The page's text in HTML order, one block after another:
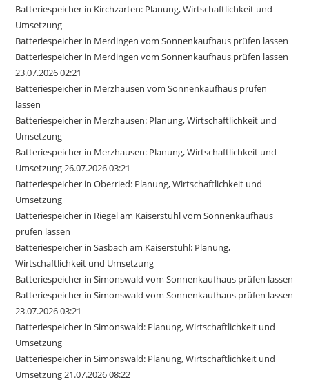
Batteriespeicher in Kirchzarten: Planung, Wirtschaftlichkeit und
Umsetzung
Batteriespeicher in Merdingen vom Sonnenkaufhaus prüfen lassen
Batteriespeicher in Merdingen vom Sonnenkaufhaus prüfen lassen
23.07.2026 02:21
Batteriespeicher in Merzhausen vom Sonnenkaufhaus prüfen
lassen
Batteriespeicher in Merzhausen: Planung, Wirtschaftlichkeit und
Umsetzung
Batteriespeicher in Merzhausen: Planung, Wirtschaftlichkeit und
Umsetzung 26.07.2026 03:21
Batteriespeicher in Oberried: Planung, Wirtschaftlichkeit und
Umsetzung
Batteriespeicher in Riegel am Kaiserstuhl vom Sonnenkaufhaus
prüfen lassen
Batteriespeicher in Sasbach am Kaiserstuhl: Planung,
Wirtschaftlichkeit und Umsetzung
Batteriespeicher in Simonswald vom Sonnenkaufhaus prüfen lassen
Batteriespeicher in Simonswald vom Sonnenkaufhaus prüfen lassen
23.07.2026 03:21
Batteriespeicher in Simonswald: Planung, Wirtschaftlichkeit und
Umsetzung
Batteriespeicher in Simonswald: Planung, Wirtschaftlichkeit und
Umsetzung 21.07.2026 08:22